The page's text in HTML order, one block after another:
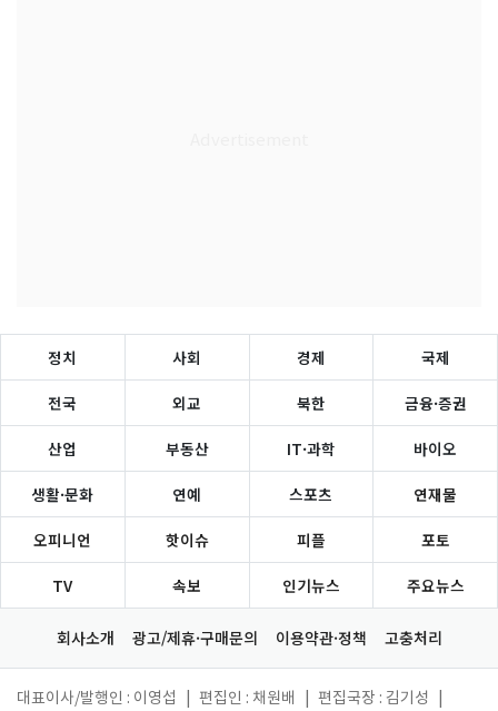
정치 사회 경제 국제
전국 외교 북한 금융·증권
산업 부동산 IT·과학 바이오
생활·문화 연예 스포츠 연재물
오피니언 핫이슈 피플 포토
TV 속보 인기뉴스 주요뉴스
회사소개 광고/제휴·구매문의 이용약관·정책 고충처리
대표이사/발행인 : 이영섭 편집인 : 채원배 편집국장 : 김기성